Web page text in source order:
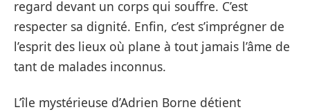
regard devant un corps qui souffre. C’est
respecter sa dignité. Enfin, c’est s’imprégner de
l’esprit des lieux où plane à tout jamais l’âme de
tant de malades inconnus.
L’île mystérieuse d’Adrien Borne détient